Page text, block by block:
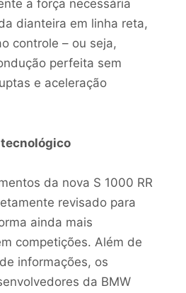
a força necessária
dianteira em linha reta,
controle – ou seja,
perfeita sem
e aceleração
da nova S 1000 RR
revisado para
ainda mais
competições. Além de
informações, os
da BMW